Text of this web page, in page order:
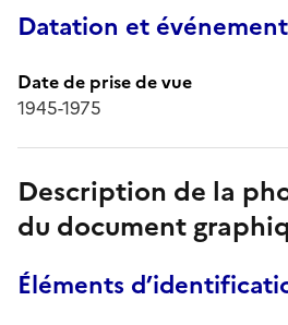
Datation et
Date de prise de vue
1945-1975
Description de la
du document
Éléments